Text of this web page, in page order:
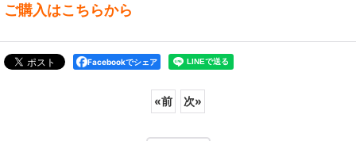
ご購入はこちらから
Facebookでシェア
«前 次»